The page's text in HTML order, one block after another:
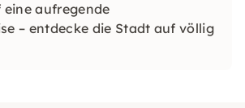
aufregende
– entdecke die Stadt auf völlig